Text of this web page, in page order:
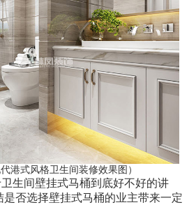
代港式风格卫生间装修效果图）
生间壁挂式马桶到底好不好的讲
否选择壁挂式马桶的业主带来一定